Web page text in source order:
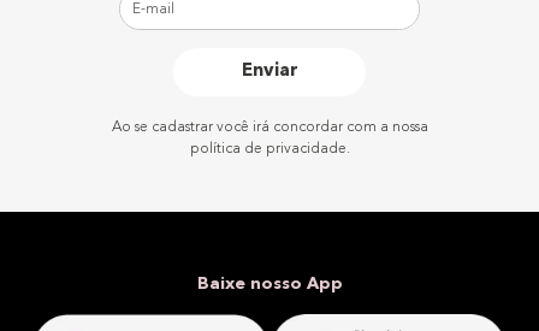
Enviar
Ao se cadastrar você irá concordar com a nossa
política de privacidade.
Baixe nosso App